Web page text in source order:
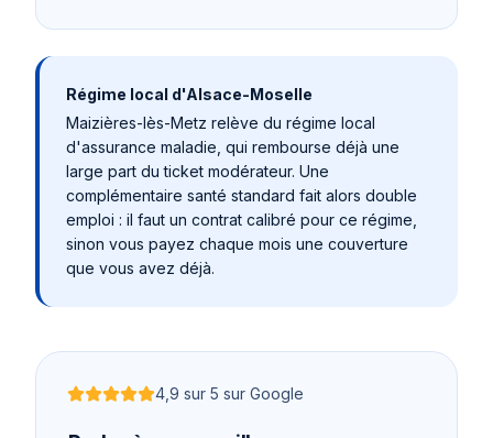
Régime local d'Alsace-Moselle
Maizières-lès-Metz relève du régime local
d'assurance maladie, qui rembourse déjà une
large part du ticket modérateur. Une
complémentaire santé standard fait alors double
emploi : il faut un contrat calibré pour ce régime,
sinon vous payez chaque mois une couverture
que vous avez déjà.
Noté4,9 sur 5
4,9 sur 5 sur Google